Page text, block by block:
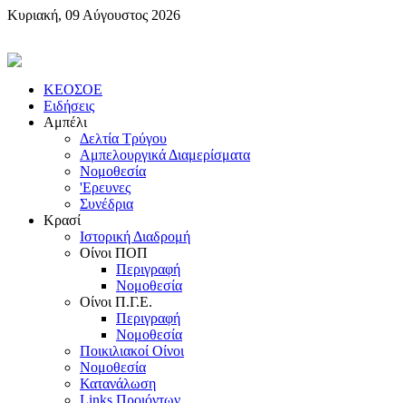
Κυριακή, 09 Αύγουστος 2026
KEOΣOE
Ειδήσεις
Αμπέλι
Δελτία Τρύγου
Αμπελουργικά Διαμερίσματα
Nομοθεσία
'Eρευνες
Συνέδρια
Κρασί
Iστορική Διαδρομή
Oίνοι ΠOΠ
Περιγραφή
Nομοθεσία
Oίνοι Π.Γ.E.
Περιγραφή
Νομοθεσία
Ποικιλιακοί Oίνοι
Nομοθεσία
Κατανάλωση
Links Προιόντων